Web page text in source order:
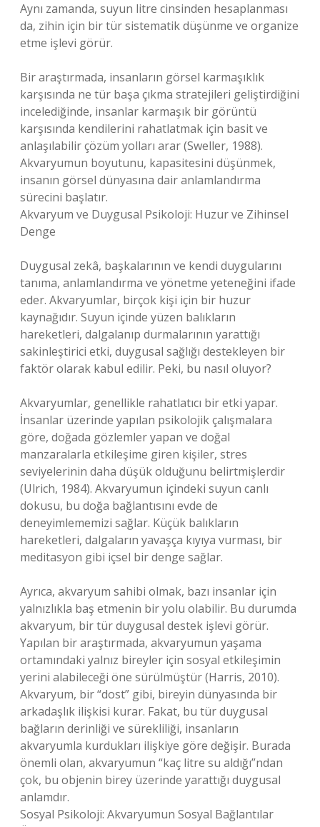
Aynı zamanda, suyun litre cinsinden hesaplanması
da, zihin için bir tür sistematik düşünme ve organize
etme işlevi görür.
Bir araştırmada, insanların görsel karmaşıklık
karşısında ne tür başa çıkma stratejileri geliştirdiğini
incelediğinde, insanlar karmaşık bir görüntü
karşısında kendilerini rahatlatmak için basit ve
anlaşılabilir çözüm yolları arar (Sweller, 1988).
Akvaryumun boyutunu, kapasitesini düşünmek,
insanın görsel dünyasına dair anlamlandırma
sürecini başlatır.
Akvaryum ve Duygusal Psikoloji: Huzur ve Zihinsel
Denge
Duygusal zekâ, başkalarının ve kendi duygularını
tanıma, anlamlandırma ve yönetme yeteneğini ifade
eder. Akvaryumlar, birçok kişi için bir huzur
kaynağıdır. Suyun içinde yüzen balıkların
hareketleri, dalgalanıp durmalarının yarattığı
sakinleştirici etki, duygusal sağlığı destekleyen bir
faktör olarak kabul edilir. Peki, bu nasıl oluyor?
Akvaryumlar, genellikle rahatlatıcı bir etki yapar.
İnsanlar üzerinde yapılan psikolojik çalışmalara
göre, doğada gözlemler yapan ve doğal
manzaralarla etkileşime giren kişiler, stres
seviyelerinin daha düşük olduğunu belirtmişlerdir
(Ulrich, 1984). Akvaryumun içindeki suyun canlı
dokusu, bu doğa bağlantısını evde de
deneyimlememizi sağlar. Küçük balıkların
hareketleri, dalgaların yavaşça kıyıya vurması, bir
meditasyon gibi içsel bir denge sağlar.
Ayrıca, akvaryum sahibi olmak, bazı insanlar için
yalnızlıkla baş etmenin bir yolu olabilir. Bu durumda
akvaryum, bir tür duygusal destek işlevi görür.
Yapılan bir araştırmada, akvaryumun yaşama
ortamındaki yalnız bireyler için sosyal etkileşimin
yerini alabileceği öne sürülmüştür (Harris, 2010).
Akvaryum, bir “dost” gibi, bireyin dünyasında bir
arkadaşlık ilişkisi kurar. Fakat, bu tür duygusal
bağların derinliği ve sürekliliği, insanların
akvaryumla kurdukları ilişkiye göre değişir. Burada
önemli olan, akvaryumun “kaç litre su aldığı”ndan
çok, bu objenin birey üzerinde yarattığı duygusal
anlamdır.
Sosyal Psikoloji: Akvaryumun Sosyal Bağlantılar